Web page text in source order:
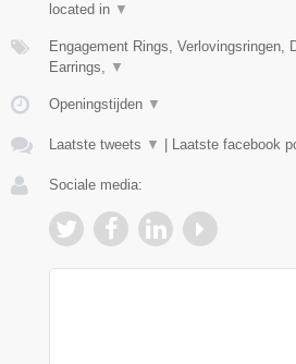
located in ▼
Engagement Rings, Verlovingsringen,
Earrings, ▼
Openingstijden ▼
Laatste tweets ▼ Laatste facebook
Sociale media: